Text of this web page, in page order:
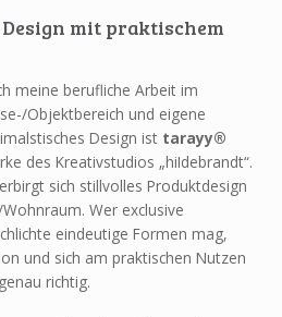
mit praktischem
meine berufliche Arbeit im
Objektbereich und eigene
Design ist tarayy®
des Kreativstudios „hiIdebrandt“.
sich stillvolles Produktdesign
Wer exclusive
eindeutige Formen mag,
und sich am praktischen Nutzen
richtig.